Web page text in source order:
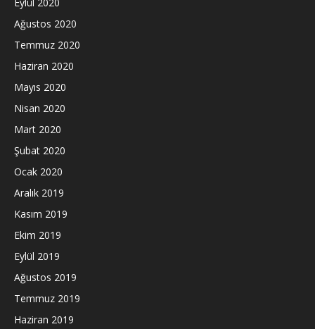
Eylül 2020
Ağustos 2020
Temmuz 2020
Haziran 2020
Mayıs 2020
Nisan 2020
Mart 2020
Şubat 2020
Ocak 2020
Aralık 2019
Kasım 2019
Ekim 2019
Eylül 2019
Ağustos 2019
Temmuz 2019
Haziran 2019